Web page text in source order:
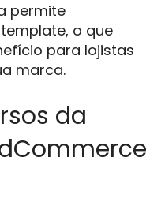
permite
o que
para lojistas
marca.
da